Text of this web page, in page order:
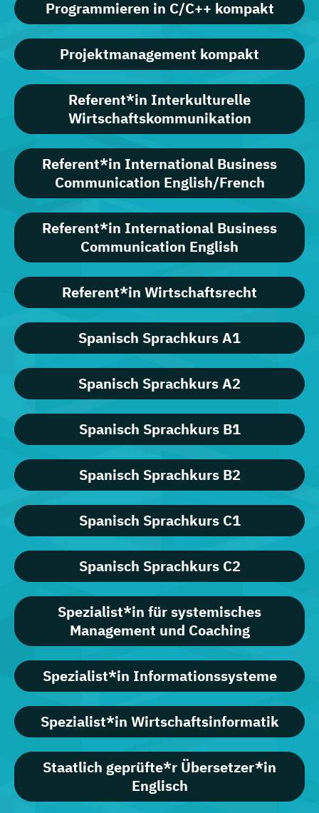
Programmieren in C/C++ kompakt
Projektmanagement kompakt
Referent*in Interkulturelle
Wirtschaftskommunikation
Referent*in International Business
Communication English/French
Referent*in International Business
Communication English
Referent*in Wirtschaftsrecht
Spanisch Sprachkurs A1
Spanisch Sprachkurs A2
Spanisch Sprachkurs B1
Spanisch Sprachkurs B2
Spanisch Sprachkurs C1
Spanisch Sprachkurs C2
Spezialist*in für systemisches
Management und Coaching
Spezialist*in Informationssysteme
Spezialist*in Wirtschaftsinformatik
Staatlich geprüfte*r Übersetzer*in
Englisch